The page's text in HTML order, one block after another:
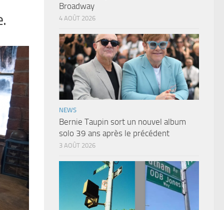
Broadway
4 AOÛT 2026
NEWS
Bernie Taupin sort un nouvel album
solo 39 ans après le précédent
3 AOÛT 2026